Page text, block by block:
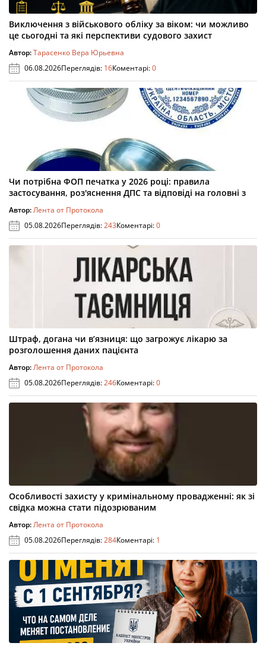
Виключення з військового обліку за віком: чи можливо
це сьогодні та які перспективи судового захист
Автор:Тарасенко Вера Юрьевна
06.08.2026Переглядів: 16Коментарі:0
Чи потрібна ФОП печатка у 2026 році: правила
застосування, роз'яснення ДПС та відповіді на головні з
Автор:Лента от Протокола
05.08.2026Переглядів:243Коментарі:0
Штраф, догана чи в’язниця: що загрожує лікарю за
розголошення даних пацієнта
Автор:Лента от Протокола
05.08.2026Переглядів:246Коментарі:0
Особливості захисту у кримінальному провадженні: як зі
свідка можна стати підозрюваним
Автор:Лента от Протокола
05.08.2026Переглядів:284Коментарі: 1